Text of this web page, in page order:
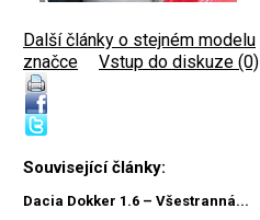
Další články o stejném modelu
značce
Vstup do diskuze (0)
Související články:
Dacia Dokker 1.6 – Všestranná...